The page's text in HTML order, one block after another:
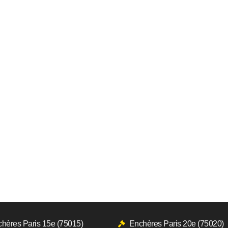
Paris 15e (75015) Enchères Paris 20e (75020)